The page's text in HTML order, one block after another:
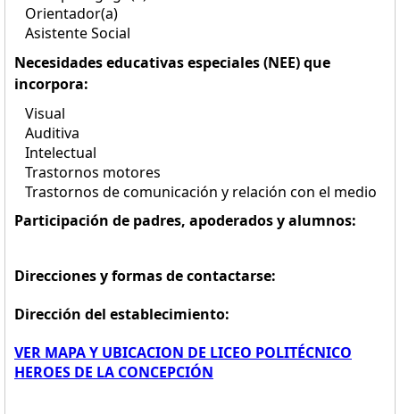
Orientador(a)
Asistente Social
Necesidades educativas especiales (NEE) que
incorpora:
Visual
Auditiva
Intelectual
Trastornos motores
Trastornos de comunicación y relación con el medio
Participación de padres, apoderados y alumnos:
Direcciones y formas de contactarse:
Dirección del establecimiento:
VER MAPA Y UBICACION DE LICEO POLITÉCNICO
HEROES DE LA CONCEPCIÓN